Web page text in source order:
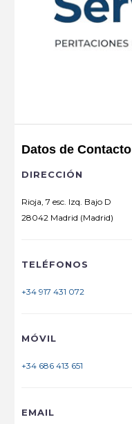
Datos de Contacto
DIRECCIÓN
Rioja, 7 esc. Izq. Bajo D
28042 Madrid (Madrid)
TELÉFONOS
+34 917 431 072
MÓVIL
+34 686 413 651
EMAIL